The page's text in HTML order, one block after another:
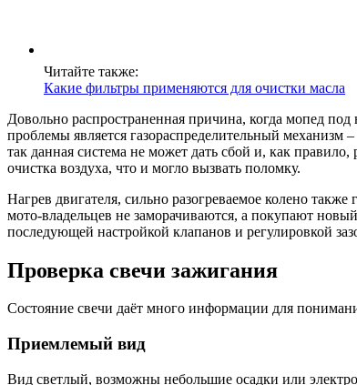
Читайте также:
Какие фильтры применяются для очистки масла
Довольно распространенная причина, когда мопед
проблемы является газораспределительный механизм
так данная система не может дать сбой и, как
очистка воздуха, что и могло вызвать поломку.
Нагрев двигателя, сильно разогреваемое колено
мото-владельцев не заморачиваются, а покупают
последующей настройкой клапанов и регулировкой
Проверка свечи зажигания
Состояние свечи даёт много информации для
Приемлемый вид
Вид светлый, возможны небольшие осадки или